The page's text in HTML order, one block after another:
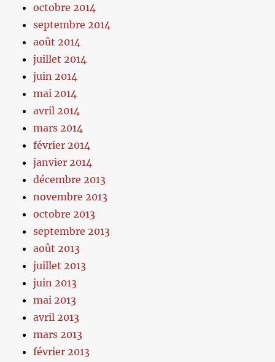
octobre 2014
septembre 2014
août 2014
juillet 2014
juin 2014
mai 2014
avril 2014
mars 2014
février 2014
janvier 2014
décembre 2013
novembre 2013
octobre 2013
septembre 2013
août 2013
juillet 2013
juin 2013
mai 2013
avril 2013
mars 2013
février 2013